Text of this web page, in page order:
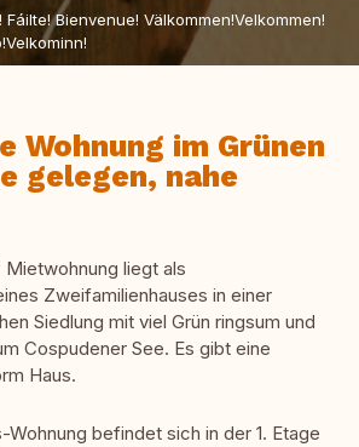
Bienvenue! Välkommen!Velkommen!
Wohnung im Grünen
gelegen, nahe
liegt als
Zweifamilienhauses in einer
Siedlung mit viel Grün ringsum und
Cospudener See. Es gibt eine
Haus.
befindet sich in der 1. Etage